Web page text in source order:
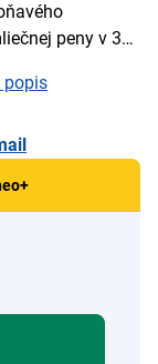
peny v 3
popis